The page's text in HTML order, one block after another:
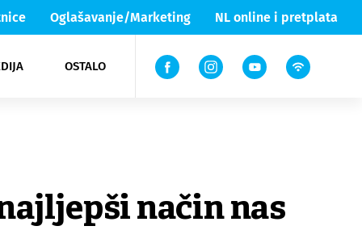
Oglašavanje/Marketing NL online i pretplata
OSTALO
Lika & Senj
TV
način nas